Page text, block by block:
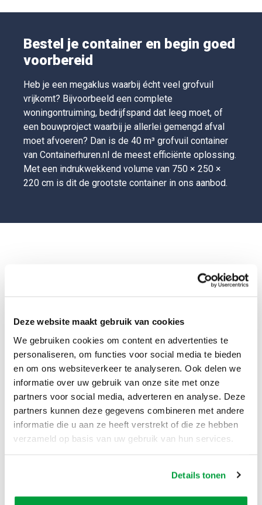
Deze website maakt gebruik van cookies
We gebruiken cookies om content en advertenties te
personaliseren, om functies voor social media te bieden
en om ons websiteverkeer te analyseren. Ook delen we
informatie over uw gebruik van onze site met onze
partners voor social media, adverteren en analyse. Deze
partners kunnen deze gegevens combineren met andere
informatie die u aan ze heeft verstrekt of die ze hebben
verzameld op basis van uw gebruik van hun services.
Details tonen
Bestel je container en begin goed
voorbereid
Heb je een megaklus waarbij écht veel grofvuil
vrijkomt? Bijvoorbeeld een complete
woningontruiming, bedrijfspand dat leeg moet, of
een bouwproject waarbij je allerlei gemengd afval
moet afvoeren? Dan is de 40 m³ grofvuil container
van Containerhuren.nl de meest efficiënte oplossing.
Met een indrukwekkend volume van 750 × 250 ×
220 cm is dit de grootste container in ons aanbod.
Je bestelt de container makkelijk en snel online. Je kunt
direct jouw aflevermoment uitkiezen en online betalen. We
plaatsen de container vervolgens op de aangegeven dag bij
jou voor de deur. Daarvoor hoef je niet thuis te blijven. De
container past op één parkeerplaats, dus als je deze
vrijhoudt, is dat voldoende. Houd er wel rekening mee dat
de vrachtwagen moet kunnen aan- en afrijden. Zorg er dus
voor dat je een plek uitkiest waarbij er geen bloemperken of
als de container vol zit, ga je naar onze website, log je in op